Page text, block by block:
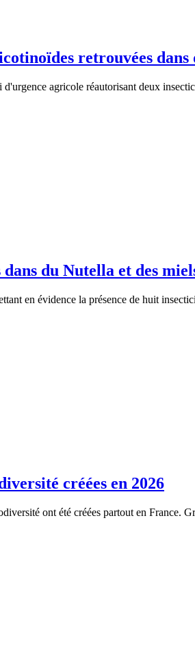
retrouvées
agricole réautorisant deux
du Nutella et des
en évidence la présence de huit
créées en 2026
ont été créées partout en